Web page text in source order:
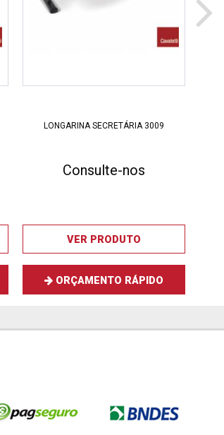
LONGARINA SECRETÁRIA 3009
Consulte-nos
VER PRODUTO
ORÇAMENTO RÁPIDO